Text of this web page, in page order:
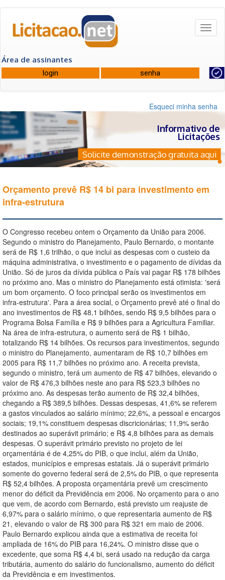
Área de assinantes
Esqueci minha senha
Informativo de
Licitações
Solicite demonstração gratuita aqui
Orçamento prevê R$ 14 bi para investimento em
infra-estrutura
O Congresso recebeu ontem o Orçamento da União para 2006.
Segundo o ministro do Planejamento, Paulo Bernardo, o montante
será de R$ 1,6 trilhão, o que inclui as despesas com o custeio da
máquina administrativa, o investimento e o pagamento de dívidas da
União. Só de juros da dívida pública o País vai pagar R$ 178 bilhões
no próximo ano. Mas o ministro do Planejamento está otimista: 'será
um bom orçamento. O foco principal serão os investimentos em
infra-estrutura'. Para a área social, o Orçamento prevê até o final do
ano investimentos de R$ 48,1 bilhões, sendo R$ 9,5 bilhões para o
Programa Bolsa Família e R$ 9 bilhões para a Agricultura Familiar.
Na área de infra-estrutura, o aumento será de R$ 1 bilhão,
totalizando R$ 14 bilhões. Os recursos para investimentos, segundo
o ministro do Planejamento, aumentaram de R$ 10,7 bilhões em
2005 para R$ 11,7 bilhões no próximo ano. A receita prevista,
segundo o ministro, terá um aumento de R$ 47 bilhões, elevando o
valor de R$ 476,3 bilhões neste ano para R$ 523,3 bilhões no
próximo ano. As despesas terão aumento de R$ 32,4 bilhões,
chegando a R$ 389,5 bilhões. Dessas despesas, 41,6% se referem
a gastos vinculados ao salário mínimo; 22,6%, a pessoal e encargos
sociais; 19,1% constituem despesas discricionárias; 11,9% serão
destinados ao superávit primário; e R$ 4,8 bilhões para as demais
despesas. O superávit primário previsto no projeto de lei
orçamentária é de 4,25% do PIB, o que inclui, além da União,
estados, municípios e empresas estatais. Já o superávit primário
somente do governo federal será de 2,5% do PIB, o que representa
R$ 52,4 bilhões. A proposta orçamentária prevê um crescimento
menor do déficit da Previdência em 2006. No orçamento para o ano
que vem, de acordo com Bernardo, está previsto um reajuste de
6,97% para o salário mínimo, o que representaria aumento de R$
21, elevando o valor de R$ 300 para R$ 321 em maio de 2006.
Paulo Bernardo explicou ainda que a estimativa de receita foi
ampliada de 16% do PIB para 16,24%. O ministro disse que o
excedente, que soma R$ 4,4 bi, será usado na redução da carga
tributária, aumento do salário do funcionalismo, aumento do déficit
da Previdência e em investimentos.